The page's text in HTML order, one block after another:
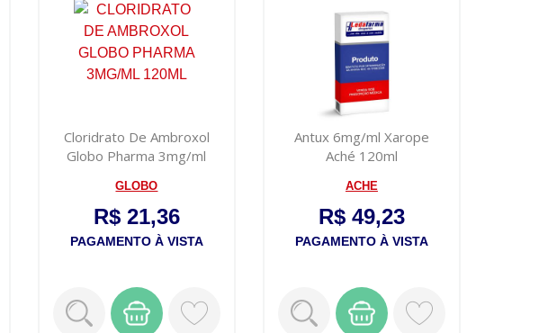
Cloridrato De Ambroxol
Globo Pharma 3mg/ml
GLOBO
R$ 21,36
PAGAMENTO À VISTA
Antux 6mg/ml Xarope
Aché 120ml
ACHE
R$ 49,23
PAGAMENTO À VISTA